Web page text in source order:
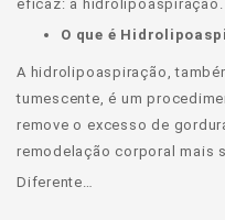
eficaz: a hidrolipoaspiração.
O que é
A hidrolipoaspiração,
tumescente, é um
remove o excesso de
remodelação corporal mais
Diferente…